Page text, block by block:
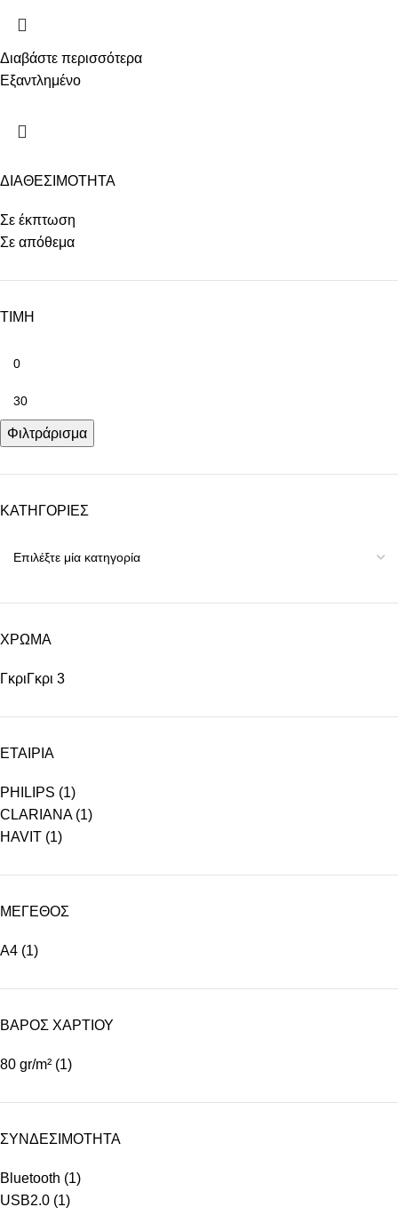
ΔΙΑΘΕΣΙΜΟΤΗΤΑ
Σε έκπτωση
Σε απόθεμα
ΤΙΜΗ
Φιλτράρισμα
ΚΑΤΗΓΟΡΙΕΣ
ΧΡΩΜΑ
ΓκριΓκρι 3
ΕΤΑΙΡΙΑ
PHILIPS (1)
CLARIANA (1)
HAVIT (1)
ΜΕΓΕΘΟΣ
A4 (1)
ΒΑΡΟΣ ΧΑΡΤΙΟΥ
80 gr/m² (1)
ΣΥΝΔΕΣΙΜΟΤΗΤΑ
Bluetooth (1)
USB2.0 (1)
Διαβάστε περισσότερα
Εξαντλημένο